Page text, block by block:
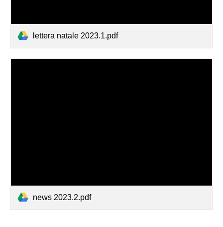
lettera natale 2023.1.pdf
news 2023.2.pdf